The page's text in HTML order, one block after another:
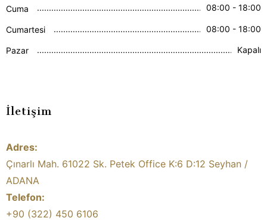
Cuma 08:00 - 18:00
Cumartesi 08:00 - 18:00
Pazar Kapalı
İletişim
Adres:
Çınarlı Mah. 61022 Sk. Petek Office K:6 D:12 Seyhan /
ADANA
Telefon:
+90 (322) 450 6106